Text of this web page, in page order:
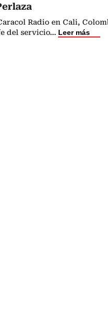
Radio en Cali,
del servicio... Leer más